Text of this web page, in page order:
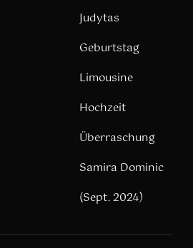
Judytas
Geburtstag
Limousine
Hochzeit
Überraschung
Samira Dominic
(Sept. 2024)